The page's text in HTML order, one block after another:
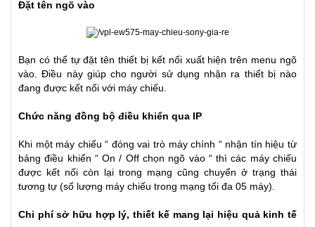
Đặt tên ngõ vào
Bạn có thể tự đặt tên thiết bị kết nối xuất hiện trên menu ngõ
vào. Điều này giúp cho người sử dụng nhận ra thiết bị nào
đang được kết nối với máy chiếu.
Chức năng đồng bộ điều khiển qua IP
Khi một máy chiếu “ đóng vai trò máy chính “ nhận tín hiệu từ
bảng điều khiển “ On / Off chọn ngõ vào “ thì các máy chiếu
được kết nối còn lại trong mạng cũng chuyển ở trạng thái
tương tự (số lượng máy chiếu trong mạng tối đa 05 máy).
Chi phí sở hữu hợp lý, thiết kế mang lại hiệu quả kinh tế